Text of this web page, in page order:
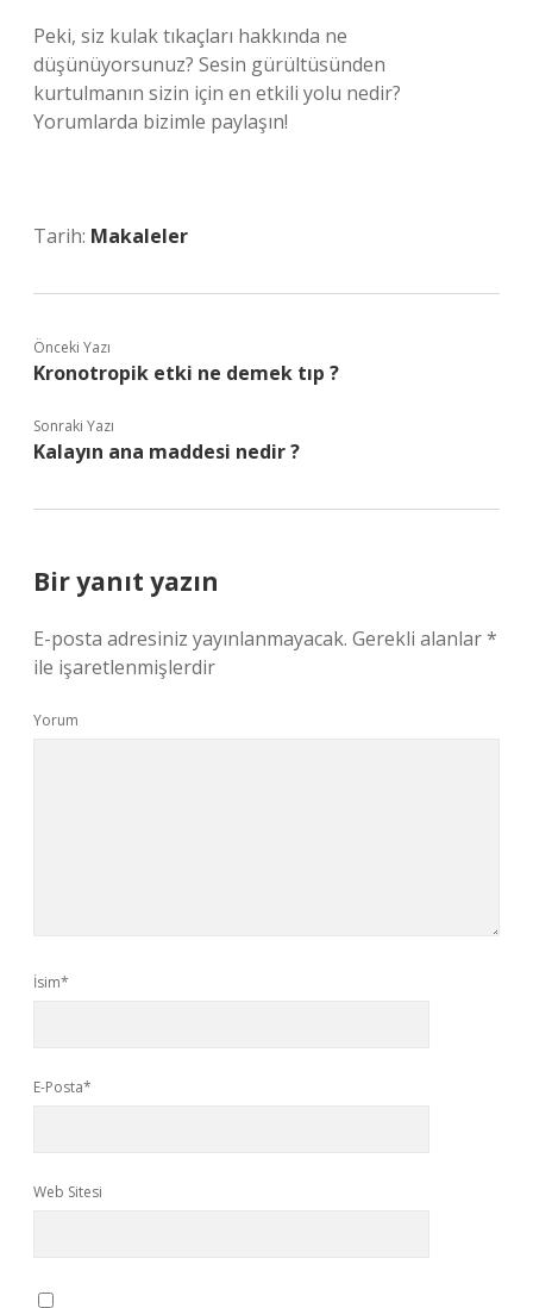
Peki, siz kulak tıkaçları hakkında ne
düşünüyorsunuz? Sesin gürültüsünden
kurtulmanın sizin için en etkili yolu nedir?
Yorumlarda bizimle paylaşın!
Tarih: Makaleler
Önceki Yazı
Kronotropik etki ne demek tıp ?
Sonraki Yazı
Kalayın ana maddesi nedir ?
Bir yanıt yazın
E-posta adresiniz yayınlanmayacak. Gerekli alanlar*
ile işaretlenmişlerdir
Yorum
İsim*
E-Posta*
Web Sitesi